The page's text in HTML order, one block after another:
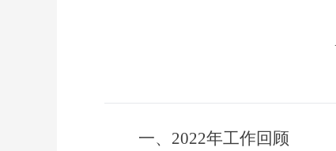
一、 2022年工作回顾